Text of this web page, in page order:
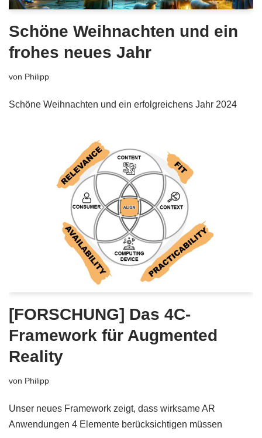
Schöne Weihnachten und ein
frohes neues Jahr
von Philipp
Schöne Weihnachten und ein erfolgreichens Jahr 2024
[FORSCHUNG] Das 4C-
Framework für Augmented
Reality
von Philipp
Unser neues Framework zeigt, dass wirksame AR
Anwendungen 4 Elemente berücksichtigen müssen